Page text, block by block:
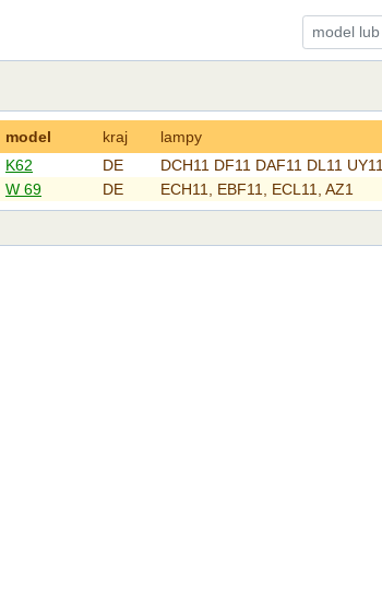
model kraj lampy
K62 DE DCH11 DF11 DAF11 DL11 UY11
W 69 DE ECH11, EBF11, ECL11, AZ1